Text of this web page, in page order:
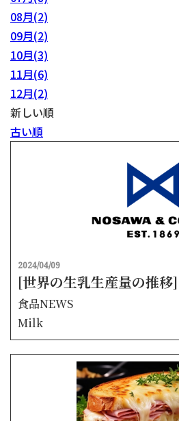
08月(2)
09月(2)
10月(3)
11月(6)
12月(2)
新しい順
古い順
2024/04/09
[世界の生乳生産量の推
食品NEWS
Milk